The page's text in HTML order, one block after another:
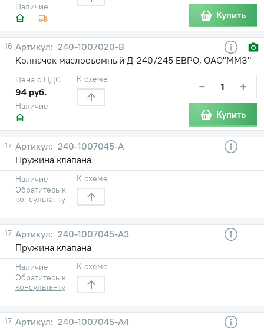
Наличие
Купить
16
240-1007020-В
Колпачок маслосъемный Д-240/245 ЕВРО, ОАО"ММЗ"
Наличие
Цена с НДС
94 руб.
К схеме − +
Купить
17
240-1007045-А
Пружина клапана
Наличие
Обратитесь к
консультанту
К схеме
17
240-1007045-А3
Пружина клапана
Наличие
Обратитесь к
консультанту
К схеме
17
240-1007045-А4